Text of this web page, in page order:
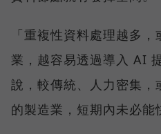
「重複性資料處理越多
業，越容易透過導入 AI
說，較傳統、人力密集
的製造業，短期內未必能